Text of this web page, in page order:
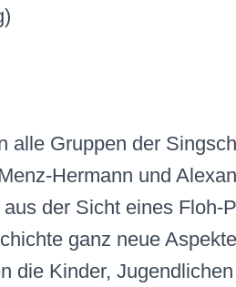
alle Gruppen der
Hermann und
der Sicht eines Floh-
ganz neue
die Kinder,